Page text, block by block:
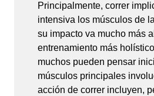
Principalmente, correr
intensiva los músculos de
su impacto va mucho más
entrenamiento más
muchos pueden pensar
músculos principales
acción de correr incluyen,